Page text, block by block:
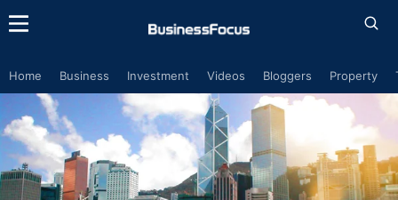
Home Business Investment Videos Bloggers Property